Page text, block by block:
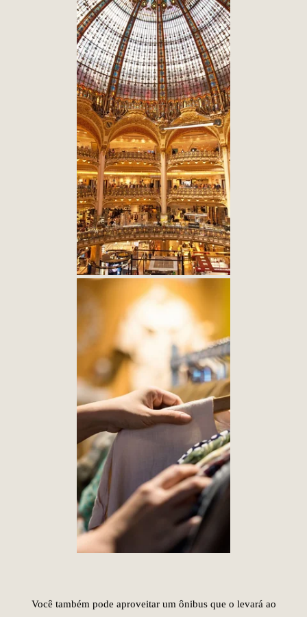
Você também pode aproveitar um ônibus que o levará ao